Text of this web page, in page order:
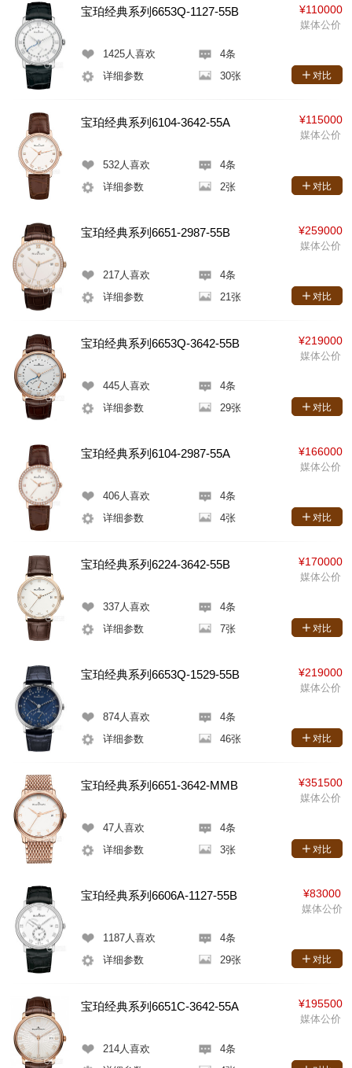
宝珀经典系列6653Q-1127-55B
1425人喜欢
4条
详细参数
30张
¥110000
媒体公价
对比
宝珀经典系列6104-3642-55A
532人喜欢
4条
详细参数
2张
¥115000
媒体公价
对比
宝珀经典系列6651-2987-55B
217人喜欢
4条
详细参数
21张
¥259000
媒体公价
对比
宝珀经典系列6653Q-3642-55B
445人喜欢
4条
详细参数
29张
¥219000
媒体公价
对比
宝珀经典系列6104-2987-55A
406人喜欢
4条
详细参数
4张
¥166000
媒体公价
对比
宝珀经典系列6224-3642-55B
337人喜欢
4条
详细参数
7张
¥170000
媒体公价
对比
宝珀经典系列6653Q-1529-55B
874人喜欢
4条
详细参数
46张
¥219000
媒体公价
对比
宝珀经典系列6651-3642-MMB
47人喜欢
4条
详细参数
3张
¥351500
媒体公价
对比
宝珀经典系列6606A-1127-55B
1187人喜欢
4条
详细参数
29张
¥83000
媒体公价
对比
宝珀经典系列6651C-3642-55A
214人喜欢
4条
¥195500
媒体公价